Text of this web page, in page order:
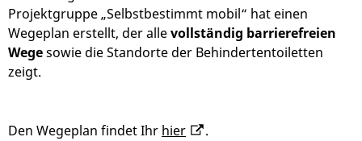
Projektgruppe „Selbstbestimmt mobil“ hat einen
Wegeplan erstellt, der allevollständig barrierefreien
Wegesowie die Standorte der Behindertentoiletten
zeigt.
Den Wegeplan findet Ihr hier .